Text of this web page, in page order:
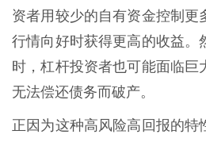
资者用较少的自有资金控制更
行情向好时获得更高的收益。
时，杠杆投资者也可能面临巨
无法偿还债务而破产。
正因为这种高风险高回报的特